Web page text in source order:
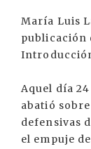
María Luis
publicación
Aquel día
abatió
defensivas
el empuje